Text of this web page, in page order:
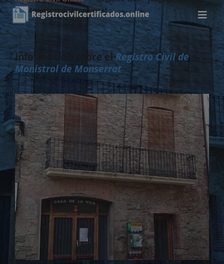
de Monistrol de Monserrat
Información sobre elRegistro Civil de
Monistrol de Monserrat